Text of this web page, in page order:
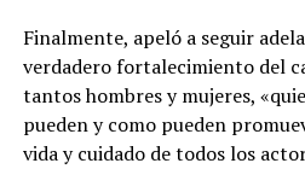
Finalmente, apeló a seguir
verdadero fortalecimiento del
tantos hombres y mujeres,
pueden y como pueden
vida y cuidado de todos los